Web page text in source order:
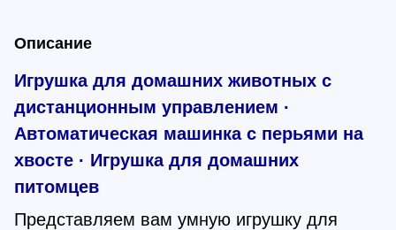
Описание
Игрушка для домашних животных с
дистанционным управлением ·
Автоматическая машинка с перьями на
хвосте · Игрушка для домашних
питомцев
Представляем вам умную игрушку для